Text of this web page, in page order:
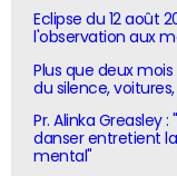
Eclipse du 12 août
l'observation aux
Plus que deux mois
du silence,
Pr. Alinka Greasley
danser entretient
mental"